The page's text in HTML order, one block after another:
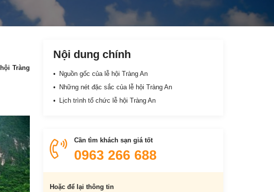
hội Tràng
Nội dung chính
Nguồn gốc của lễ hội Tràng An
Những nét đặc sắc của lễ hội Tràng An
Lịch trình tổ chức lễ hội Tràng An
Cần tìm khách sạn giá tốt
0963 266 688
Hoặc để lại thông tin